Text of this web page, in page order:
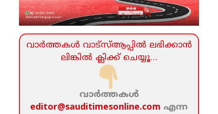
വാര്‍ത്തകള്‍ വാട്‌സ്‌ആപ്പില്‍ ലഭിക്കാന്‍
ലിങ്കില്‍ ക്ലിക്ക്‌ ചെയ്യൂ…
വാര്‍ത്തകള്‍
editor@sauditimesonline.com എന്ന